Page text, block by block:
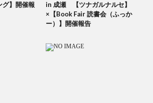
グ】開催報
in 成瀬 【ツナガルナルセ】
×【Book Fair 読書会（ふっか
ー）】開催報告